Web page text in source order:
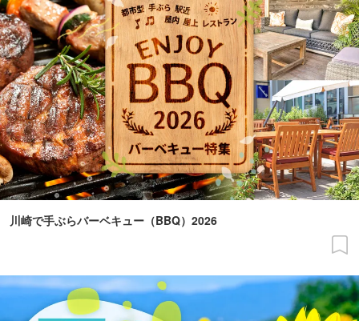
川崎で手ぶらバーベキュー（BBQ）2026